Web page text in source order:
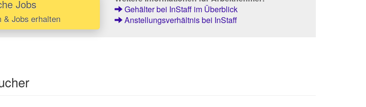
Jobs
Jobs erhalten
Gehälter bei InStaff im Überblick
Anstellungsverhältnis bei InStaff